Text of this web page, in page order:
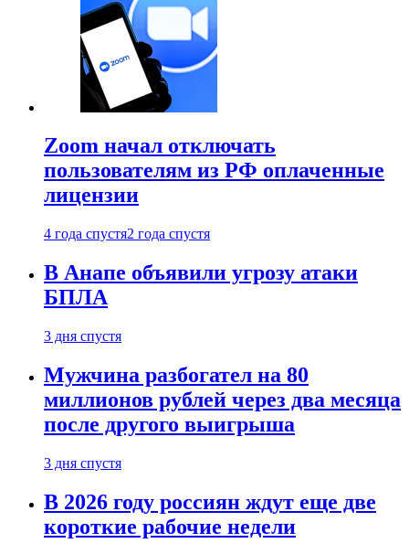
Zoom начал отключать
пользователям из РФ оплаченные
лицензии
4 года спустя2 года спустя
В Анапе объявили угрозу атаки
БПЛА
3 дня спустя
Мужчина разбогател на 80
миллионов рублей через два месяца
после другого выигрыша
3 дня спустя
В 2026 году россиян ждут еще две
короткие рабочие недели